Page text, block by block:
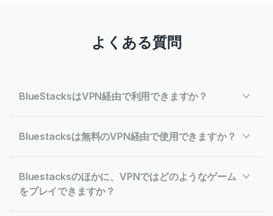
よくある質問
BlueStacksはVPN経由で利用できますか？
Bluestacksは無料のVPN経由で使用できますか？
Bluestacksのほかに、VPNではどのようなゲーム
をプレイできますか？